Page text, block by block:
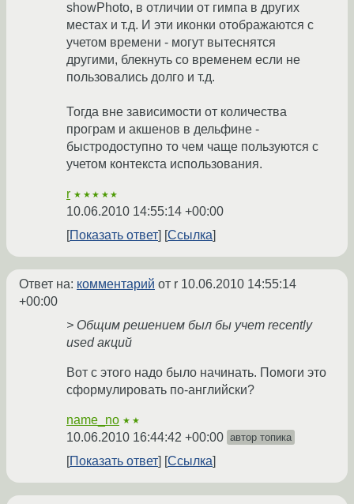
showPhoto, в отличии от гимпа в других
местах и т.д. И эти иконки отображаются с
учетом времени - могут вытеснятся
другими, блекнуть со временем если не
пользовались долго и т.д.
Тогда вне зависимости от количества
програм и акшенов в дельфине -
быстродоступно то чем чаще пользуются с
учетом контекста использования.
r ★★★★★
10.06.2010 14:55:14 +00:00
Показать ответ
Ссылка
Ответ на: комментарий от r 10.06.2010 14:55:14
+00:00
> Общим решением был бы учет recently
used акций
Вот с этого надо было начинать. Помоги это
сформулировать по-английски?
name_no ★★
10.06.2010 16:44:42 +00:00 автор топика
Показать ответ Ссылка